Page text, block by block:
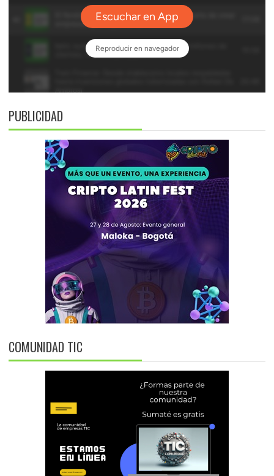
PUBLICIDAD
COMUNIDAD TIC